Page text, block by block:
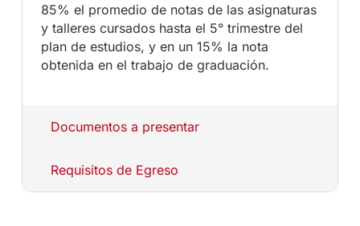
Documentos a presentar
Requisitos de Egreso
85% el promedio de notas de las asignaturas
y talleres cursados hasta el 5° trimestre del
plan de estudios, y en un 15% la nota
obtenida en el trabajo de graduación.